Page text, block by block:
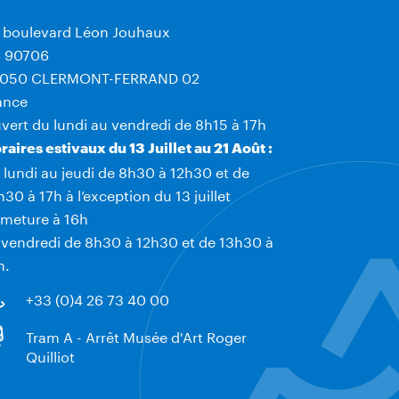
Léon Jouhaux
90706
CLERMONT-FERRAND 02
du lundi au vendredi de 8h15 à 17h
estivaux du 13 Juillet au 21 Août :
lundi au jeudi de 8h30 à 12h30 et de
à 17h à l’exception du 13 juillet
à 16h
de 8h30 à 12h30 et de 13h30 à
+33 (0)4 26 73 40 00
Tram A - Arrêt Musée d'Art Roger
Quilliot